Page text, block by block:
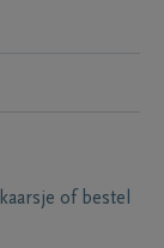
of bestel